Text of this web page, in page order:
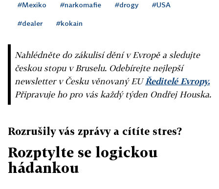
#Mexiko #narkomafie #drogy #USA
#dealer #kokain
Nahlédněte do zákulisí dění v Evropě a sledujte
českou stopu v Bruselu. Odebírejte nejlepší
newsletter v Česku věnovaný EUŘeditelé Evropy.
Připravuje ho pro vás každý týden Ondřej Houska.
Rozrušily vás zprávy a cítíte stres?
Rozptylte se logickou
hádankou